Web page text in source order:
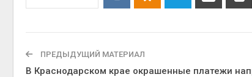
ПРЕДЫДУЩИЙ МАТЕРИАЛ
В Краснодарском крае окрашенные платежи